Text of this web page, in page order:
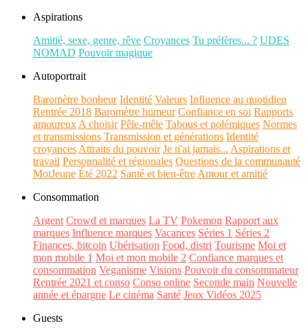
Aspirations
Amitié, sexe, genre, rêve Croyances Tu préfères... ? UDES
NOMAD Pouvoir magique
Autoportrait
Baromètre bonheur Identité Valeurs Influence au quotidien
Rentrée 2018 Baromètre humeur Confiance en soi Rapports
amoureux A choisir Pêle-mêle Tabous et polémiques Normes
et transmissions Transmission et générations Identité
croyances Attraits du pouvoir Je n'ai jamais... Aspirations et
travail Personnalité et régionales Questions de la communauté
MoiJeune Été 2022 Santé et bien-être Amour et amitié
Consommation
Argent Crowd et marques La TV Pokemon Rapport aux
marques Influence marques Vacances Séries 1 Séries 2
Finances, bitcoin Ubérisation Food, distri Tourisme Moi et
mon mobile 1 Moi et mon mobile 2 Confiance marques et
consommation Veganisme Visions Pouvoir du consommateur
Rentrée 2021 et conso Conso online Seconde main Nouvelle
année et épargne Le cinéma Santé Jeux Vidéos 2025
Guests